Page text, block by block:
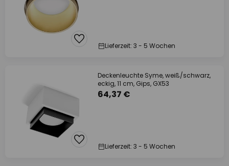
Lieferzeit: 3 - 5 Wochen
Deckenleuchte Syme, weiß/schwarz,
eckig, 11 cm, Gips, GX53
64,37 €
Lieferzeit: 3 - 5 Wochen